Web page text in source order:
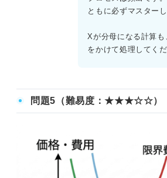
ともに必ずマスター
Xが分母になる計算
をかけて処理してくだ
問題5（難易度：★★★☆☆）